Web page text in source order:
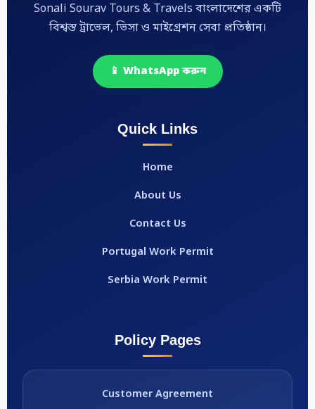
Sonali Sourav Tours & Travels বাংলাদেশের একটি
বিশ্বস্ত ট্রাভেল, ভিসা ও মাইগ্রেশন সেবা প্রতিষ্ঠান।
📱 WhatsApp করুন
Quick Links
Home
About Us
Contact Us
Portugal Work Permit
Serbia Work Permit
Policy Pages
Customer Agreement